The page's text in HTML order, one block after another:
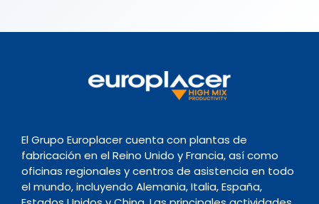
El Grupo Europlacer cuenta con plantas de
fabricación en el Reino Unido y Francia, así como
oficinas regionales y centros de asistencia en todo
el mundo, incluyendo Alemania, Italia, España,